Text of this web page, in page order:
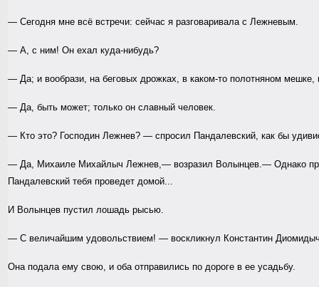
— Сегодня мне всё встречи: сейчас я разговаривала с Лежневым.
— А, с ним! Он ехал куда-нибудь?
— Да; и вообрази, на беговых дрожках, в каком-то полотняном мешке,
— Да, быть может; только он славный человек.
— Кто это? Господин Лежнев? — спросил Пандалевский, как бы
— Да, Михаиле Михайлыч Лежнев,— возразил Волынцев.— Однако
Пандалевский тебя проведет домой...
И Волынцев пустил лошадь рысью.
— С величайшим удовольствием! — воскликнул Константин
Она подала ему свою, и оба отправились по дороге в ее усадьбу.